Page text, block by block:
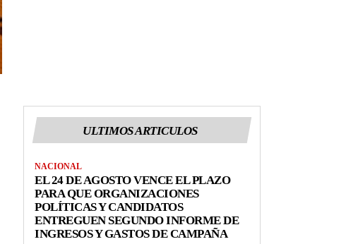
ULTIMOS ARTICULOS
NACIONAL
EL 24 DE AGOSTO VENCE EL PLAZO
PARA QUE ORGANIZACIONES
POLÍTICAS Y CANDIDATOS
ENTREGUEN SEGUNDO INFORME DE
INGRESOS Y GASTOS DE CAMPAÑA